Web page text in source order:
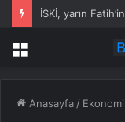
İSKİ, yarın
Menü
Anasayfa / Ekonomi